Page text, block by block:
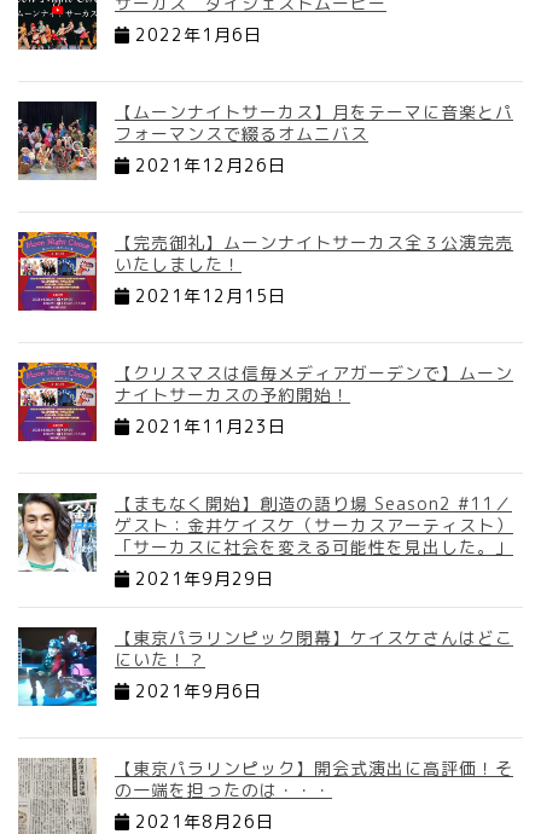
2022年1月6日
【ムーンナイトサーカス】月をテーマに音楽とパ
フォーマンスで綴るオムニバス
2021年12月26日
【完売御礼】ムーンナイトサーカス全３公演完売
いたしました！
2021年12月15日
【クリスマスは信毎メディアガーデンで】ムーン
ナイトサーカスの予約開始！
2021年11月23日
【まもなく開始】創造の語り場 Season2 #11／
ゲスト：金井ケイスケ（サーカスアーティスト）
「サーカスに社会を変える可能性を見出した。」
2021年9月29日
【東京パラリンピック閉幕】ケイスケさんはどこ
にいた！？
2021年9月6日
【東京パラリンピック】開会式演出に高評価！そ
の一端を担ったのは・・・
2021年8月26日